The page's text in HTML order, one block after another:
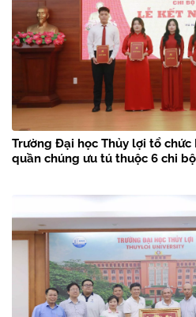
Trường Đại học Thủy lợi tổ
quần chúng ưu tú thuộc 6 chi bộ